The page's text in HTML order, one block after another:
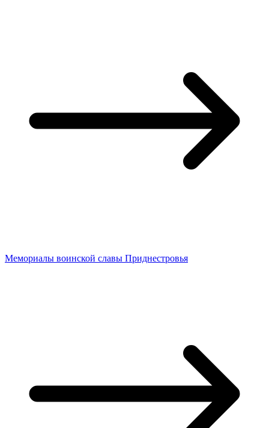
Мемориалы воинской славы Приднестровья